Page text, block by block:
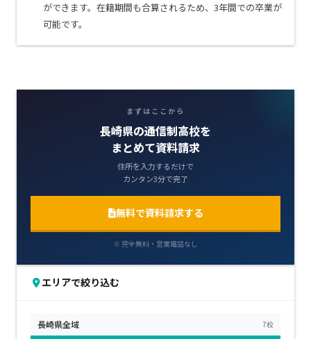
ができます。在籍期間も合算されるため、3年間での卒業が
可能です。
まずはここから
長崎県の通信制高校を
まとめて資料請求
住所を入力するだけで
カンタン3分で完了
無料で資料請求する
※ 完全無料・営業電話なし
エリアで絞り込む
長崎県全域 7校